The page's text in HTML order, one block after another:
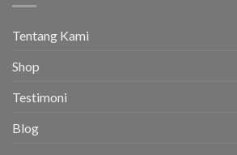
Tentang Kami
Shop
Testimoni
Blog